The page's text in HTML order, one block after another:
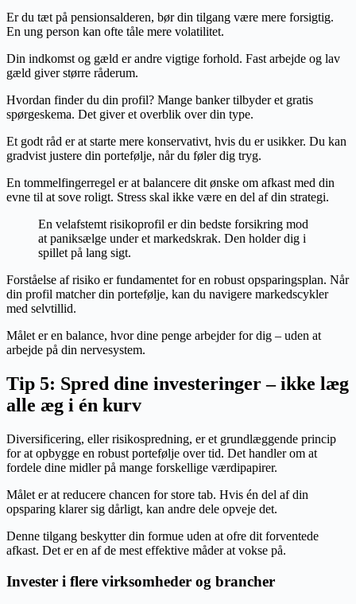
Er du tæt på pensionsalderen, bør din tilgang være mere forsigtig.
En ung person kan ofte tåle mere volatilitet.
Din indkomst og gæld er andre vigtige forhold. Fast arbejde og lav
gæld giver større råderum.
Hvordan finder du din profil? Mange banker tilbyder et gratis
spørgeskema. Det giver et overblik over din type.
Et godt råd er at starte mere konservativt, hvis du er usikker. Du kan
gradvist justere din portefølje, når du føler dig tryg.
En tommelfingerregel er at balancere dit ønske om afkast med din
evne til at sove roligt. Stress skal ikke være en del af din strategi.
En velafstemt risikoprofil er din bedste forsikring mod
at paniksælge under et markedskrak. Den holder dig i
spillet på lang sigt.
Forståelse af risiko er fundamentet for en robust opsparingsplan. Når
din profil matcher din portefølje, kan du navigere markedscykler
med selvtillid.
Målet er en balance, hvor dine penge arbejder for dig – uden at
arbejde på din nervesystem.
Tip 5: Spred dine investeringer – ikke læg
alle æg i én kurv
Diversificering, eller risikospredning, er et grundlæggende princip
for at opbygge en robust portefølje over tid. Det handler om at
fordele dine midler på mange forskellige værdipapirer.
Målet er at reducere chancen for store tab. Hvis én del af din
opsparing klarer sig dårligt, kan andre dele opveje det.
Denne tilgang beskytter din formue uden at ofre dit forventede
afkast. Det er en af de mest effektive måder at vokse på.
Invester i flere virksomheder og brancher